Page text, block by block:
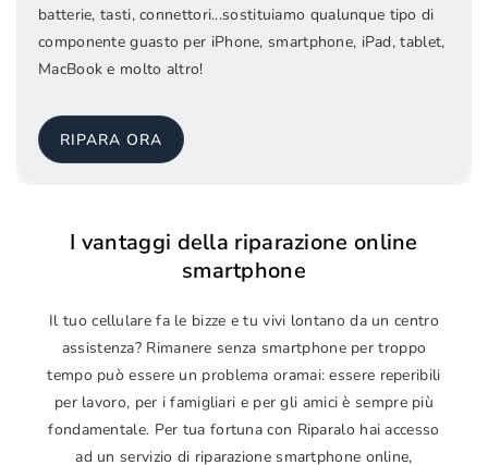
batterie, tasti, connettori...sostituiamo qualunque tipo di
componente guasto per iPhone, smartphone, iPad, tablet,
MacBook e molto altro!
RIPARA ORA
I vantaggi della riparazione online
smartphone
Il tuo cellulare fa le bizze e tu vivi lontano da un centro
assistenza? Rimanere senza smartphone per troppo
tempo può essere un problema oramai: essere reperibili
per lavoro, per i famigliari e per gli amici è sempre più
fondamentale. Per tua fortuna con Riparalo hai accesso
ad un servizio di riparazione smartphone online,